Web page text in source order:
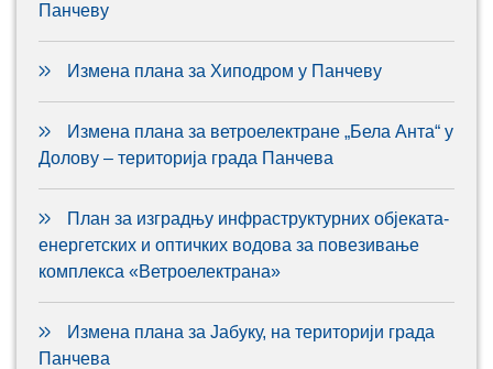
Панчеву
Измена плана за Хиподром у Панчеву
Измена плана за ветроелектране „Бела Анта“ у
Долову – територија града Панчева
План за изградњу инфраструктурних објеката-
енергетских и оптичких водова за повезивање
комплекса «Ветроелектрана»
Измена плана за Јабуку, на територији града
Панчева